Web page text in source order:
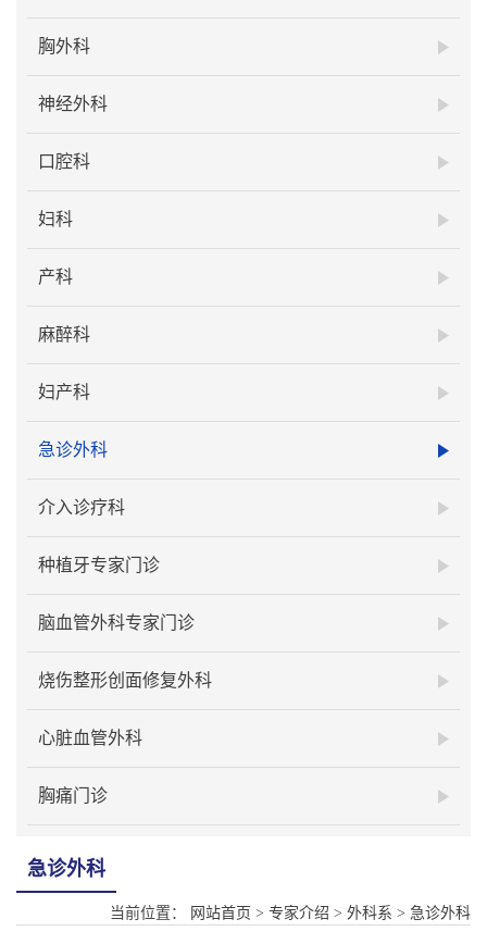
胸外科
神经外科
口腔科
妇科
产科
麻醉科
妇产科
急诊外科
介入诊疗科
种植牙专家门诊
脑血管外科专家门诊
烧伤整形创面修复外科
心脏血管外科
胸痛门诊
急诊外科
当前位置： 网站首页 > 专家介绍 > 外科系 > 急诊外科